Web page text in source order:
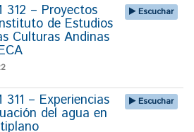
312 – Proyectos
de Estudios
Culturas Andinas
Escuchar
311 – Experiencias
del agua en
Escuchar